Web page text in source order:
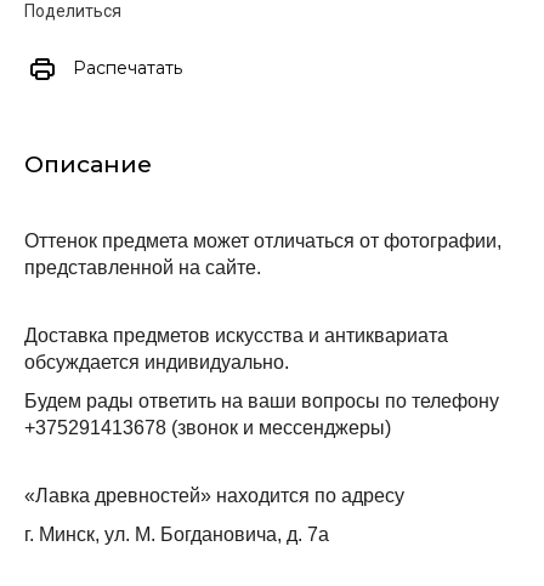
Поделиться
Распечатать
Описание
Оттенок предмета может отличаться от фотографии,
представленной на сайте.
Доставка предметов искусства и антиквариата
обсуждается индивидуально.
Будем рады ответить на ваши вопросы по телефону
+375291413678 (звонок и мессенджеры)
«Лавка древностей» находится по адресу
г. Минск, ул. М. Богдановича, д. 7а